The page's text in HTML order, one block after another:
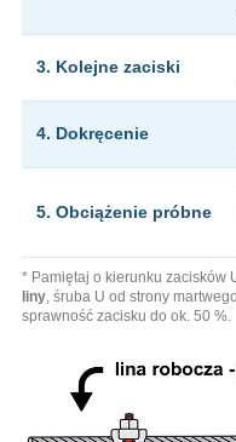
3. Kolejne zaciski
4. Dokręcenie
5. Obciążenie próbne
* Pamiętaj o kierunku zacisków
liny , śruba U od strony
sprawność zacisku do ok. 50 %.